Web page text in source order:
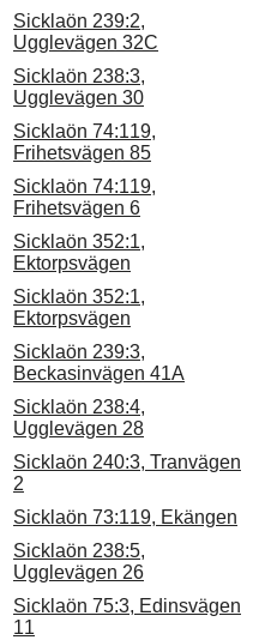
Sicklaön 239:2,
Ugglevägen 32C
Sicklaön 238:3,
Ugglevägen 30
Sicklaön 74:119,
Frihetsvägen 85
Sicklaön 74:119,
Frihetsvägen 6
Sicklaön 352:1,
Ektorpsvägen
Sicklaön 352:1,
Ektorpsvägen
Sicklaön 239:3,
Beckasinvägen 41A
Sicklaön 238:4,
Ugglevägen 28
Sicklaön 240:3, Tranvägen
2
Sicklaön 73:119, Ekängen
Sicklaön 238:5,
Ugglevägen 26
Sicklaön 75:3, Edinsvägen
11